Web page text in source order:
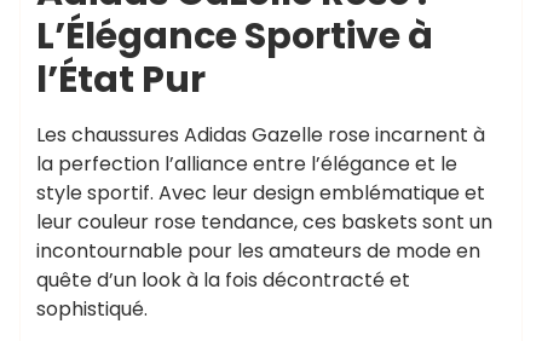
L’Élégance Sportive à
l’État Pur
Les chaussures Adidas Gazelle rose incarnent à
la perfection l’alliance entre l’élégance et le
style sportif. Avec leur design emblématique et
leur couleur rose tendance, ces baskets sont un
incontournable pour les amateurs de mode en
quête d’un look à la fois décontracté et
sophistiqué.